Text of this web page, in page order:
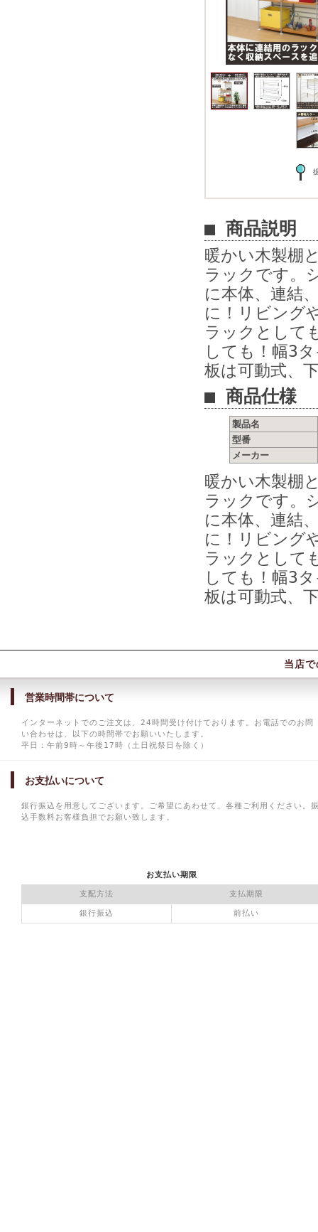
■ 商品説明
暖かい木製棚
ラックです。
に本体、連結
に！リビング
ラックとして
しても！幅3
板は可動式、
■ 商品仕様
製品名
型番
メーカー
暖かい木製棚
ラックです。
に本体、連結
に！リビング
ラックとして
しても！幅3
板は可動式、
当店
営業時間帯について
インターネットでのご注文は、24時間受け付けております。お電話でのお問
い合わせは、以下の時間帯でお願いいたします。
平日：午前9時～午後17時（土日祝祭日を除く）
お支払いについて
銀行振込を用意してございます。ご希望にあわせて、各種ご利用ください。
込手数料お客様負担でお願い致します。
お支払い期限
支配方法 支払期限
銀行振込 前払い